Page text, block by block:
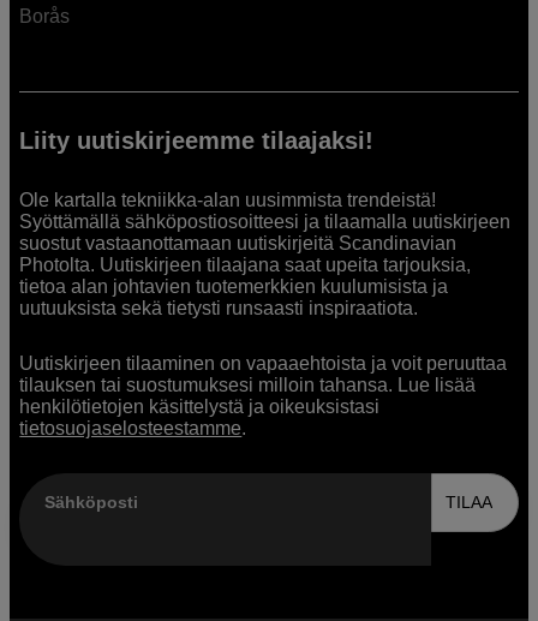
Borås
Liity uutiskirjeemme tilaajaksi!
Ole kartalla tekniikka-alan uusimmista trendeistä!
Syöttämällä sähköpostiosoitteesi ja tilaamalla uutiskirjeen
suostut vastaanottamaan uutiskirjeitä Scandinavian
Photolta. Uutiskirjeen tilaajana saat upeita tarjouksia,
tietoa alan johtavien tuotemerkkien kuulumisista ja
uutuuksista sekä tietysti runsaasti inspiraatiota.
Uutiskirjeen tilaaminen on vapaaehtoista ja voit peruuttaa
tilauksen tai suostumuksesi milloin tahansa. Lue lisää
henkilötietojen käsittelystä ja oikeuksistasi
tietosuojaselosteestamme.
Sähköposti TILAA